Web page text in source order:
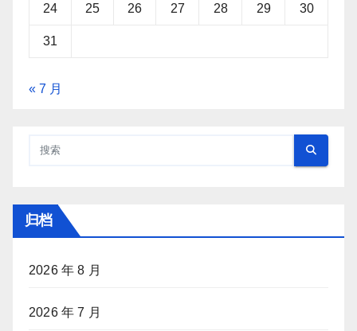
24 25 26 27 28 29 30
31
« 7 月
归档
2026 年 8 月
2026 年 7 月